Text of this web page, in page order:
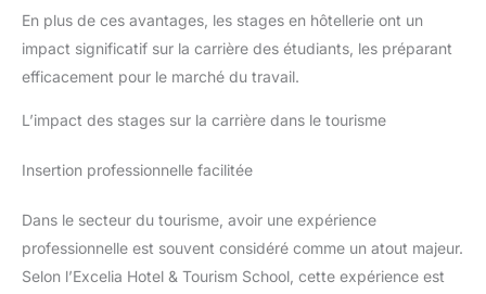
En plus de ces avantages, les stages en hôtellerie ont un
impact significatif sur la carrière des étudiants, les préparant
efficacement pour le marché du travail.
L’impact des stages sur la carrière dans le tourisme
Insertion professionnelle facilitée
Dans le secteur du tourisme, avoir une expérience
professionnelle est souvent considéré comme un atout majeur.
Selon l’Excelia Hotel & Tourism School, cette expérience est